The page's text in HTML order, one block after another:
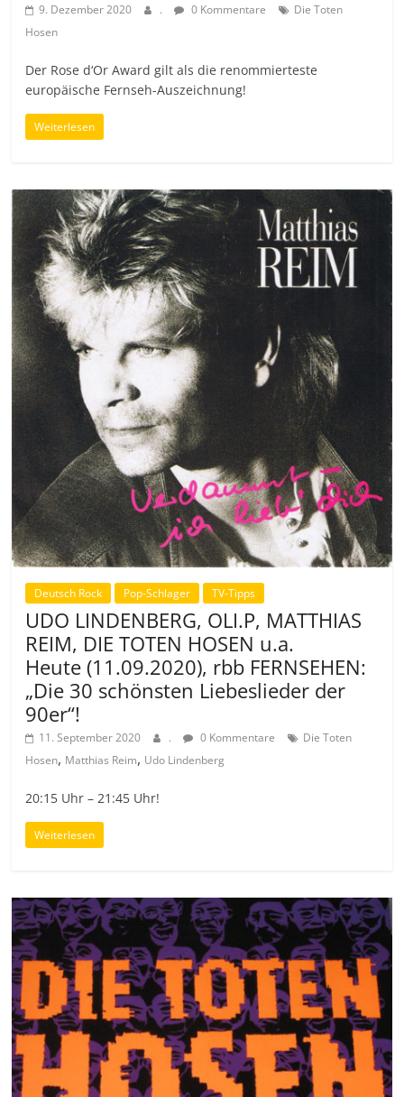
9. Dezember 2020 . 0 Kommentare
Die Toten
Hosen
Der Rose d‘Or Award gilt als die renommierteste
europäische Fernseh-Auszeichnung!
Weiterlesen
Deutsch Rock Pop-Schlager TV-Tipps
UDO LINDENBERG, OLI.P, MATTHIAS
REIM, DIE TOTEN HOSEN u.a.
Heute (11.09.2020), rbb FERNSEHEN:
„Die 30 schönsten Liebeslieder der
90er“!
11. September 2020 . 0 Kommentare
Die Toten
Hosen, Matthias Reim, Udo Lindenberg
20:15 Uhr – 21:45 Uhr!
Weiterlesen